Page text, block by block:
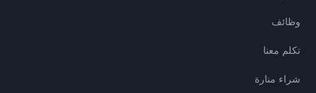
وظائف
تكلم معنا
شراء منارة